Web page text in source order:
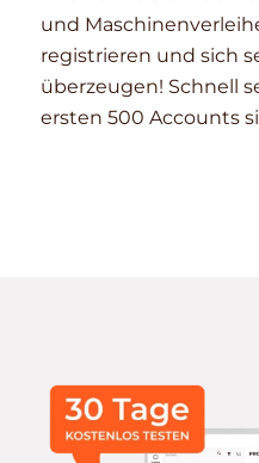
und
registrieren und sich
überzeugen! Schnell
ersten 500 Accounts